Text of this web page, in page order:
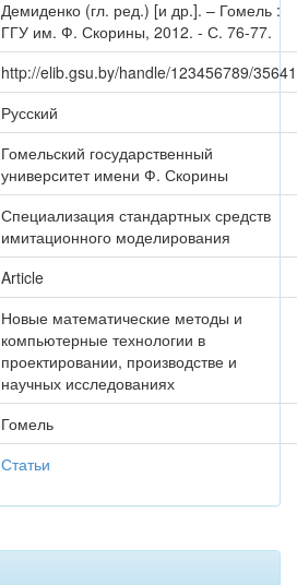
Демиденко (гл. ред.) [и др.]. – Гомель :
ГГУ им. Ф. Скорины, 2012. - С. 76-77.
http://elib.gsu.by/handle/123456789/35641
Русский
Гомельский государственный
университет имени Ф. Скорины
Специализация стандартных средств
имитационного моделирования
Article
Новые математические методы и
компьютерные технологии в
проектировании, производстве и
научных исследованиях
Гомель
Статьи